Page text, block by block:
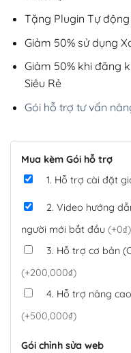
Tặng Plugin Tự
Giảm 50% sử dụng
Giảm 50% khi đăng
Siêu Rẻ
Gói hỗ trợ tư vấn
Mua kèm Gói hỗ trợ
1. Hỗ trợ cài đặt
2. Video hướng
người mới bắt đầu (+0₫)
3. Hỗ trợ cơ bản
(+200,000₫)
4. Hỗ trợ nâng
(+500,000₫)
Gói chỉnh sửa web